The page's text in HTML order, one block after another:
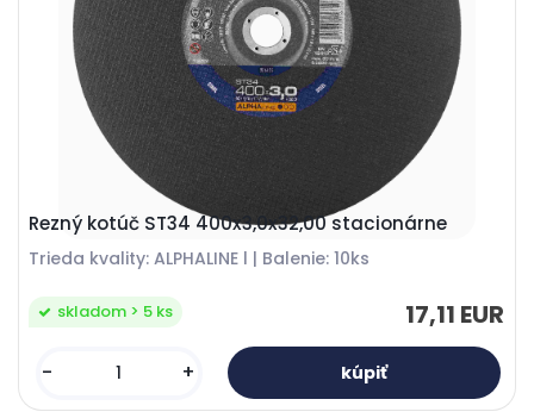
Rezný kotúč ST34 400x3,0x32,00 stacionárne
Trieda kvality: ALPHALINE l | Balenie: 10ks
17,11 EUR
skladom > 5 ks
- +